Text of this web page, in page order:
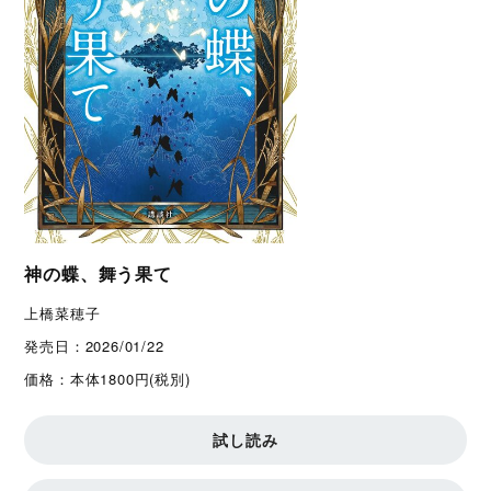
神の蝶、舞う果て
上橋菜穂子
発売日： 2026/01/22
価格： 本体1800円(税別)
試し読み